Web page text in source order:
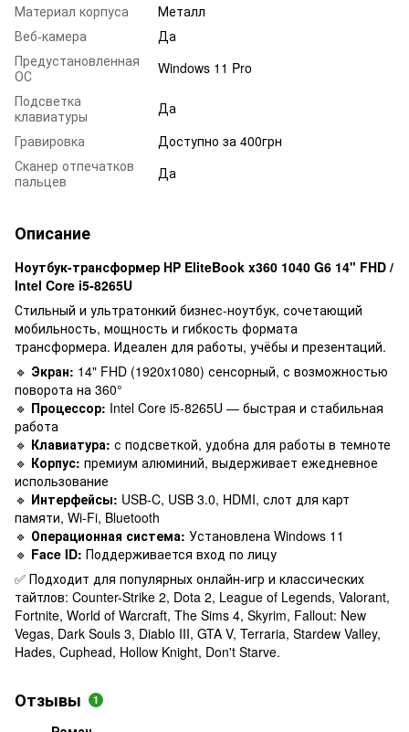
Материал корпуса
Металл
Веб-камера
Да
Предустановленная
ОС
Windows 11 Pro
Подсветка
клавиатуры
Да
Гравировка
Доступно за 400грн
Сканер отпечатков
пальцев
Да
Описание
Ноутбук-трансформер HP EliteBook x360 1040 G6 14" FHD /
Intel Core i5-8265U
Стильный и ультратонкий бизнес-ноутбук, сочетающий
мобильность, мощность и гибкость формата
трансформера. Идеален для работы, учёбы и презентаций.
🔹 Экран: 14" FHD (1920x1080) сенсорный, с возможностью
поворота на 360°
🔹 Процессор: Intel Core i5-8265U — быстрая и стабильная
работа
🔹 Клавиатура: с подсветкой, удобна для работы в темноте
🔹 Корпус: премиум алюминий, выдерживает ежедневное
использование
🔹 Интерфейсы: USB-C, USB 3.0, HDMI, слот для карт
памяти, Wi-Fi, Bluetooth
🔹 Операционная система: Установлена Windows 11
🔹 Face ID: Поддерживается вход по лицу
✅ Подходит для популярных онлайн-игр и классических
тайтлов: Counter-Strike 2, Dota 2, League of Legends, Valorant,
Fortnite, World of Warcraft, The Sims 4, Skyrim, Fallout: New
Vegas, Dark Souls 3, Diablo III, GTA V, Terraria, Stardew Valley,
Hades, Cuphead, Hollow Knight, Don't Starve.
Отзывы 1